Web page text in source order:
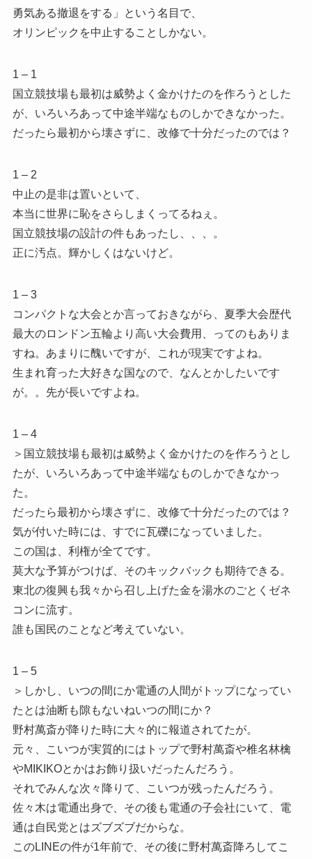
勇気ある撤退をする」という名目で、
オリンピックを中止することしかない。
1 – 1
国立競技場も最初は威勢よく金かけたのを作ろうとした
が、いろいろあって中途半端なものしかできなかった。
だったら最初から壊さずに、改修で十分だったのでは？
1 – 2
中止の是非は置いといて、
本当に世界に恥をさらしまくってるねぇ。
国立競技場の設計の件もあったし、、、。
正に汚点。輝かしくはないけど。
1 – 3
コンパクトな大会とか言っておきながら、夏季大会歴代
最大のロンドン五輪より高い大会費用、ってのもありま
すね。あまりに醜いですが、これが現実ですよね。
生まれ育った大好きな国なので、なんとかしたいです
が。。先が長いですよね。
1 – 4
＞国立競技場も最初は威勢よく金かけたのを作ろうとし
たが、いろいろあって中途半端なものしかできなかっ
た。
だったら最初から壊さずに、改修で十分だったのでは？
気が付いた時には、すでに瓦礫になっていました。
この国は、利権が全てです。
莫大な予算がつけば、そのキックバックも期待できる。
東北の復興も我々から召し上げた金を湯水のごとくゼネ
コンに流す。
誰も国民のことなど考えていない。
1 – 5
＞しかし、いつの間にか電通の人間がトップになってい
たとは油断も隙もないねいつの間にか？
野村萬斎が降りた時に大々的に報道されてたが。
元々、こいつが実質的にはトップで野村萬斎や椎名林檎
やMIKIKOとかはお飾り扱いだったんだろう。
それでみんな次々降りて、こいつが残ったんだろう。
佐々木は電通出身で、その後も電通の子会社にいて、電
通は自民党とはズブズブだからな。
このLINEの件が1年前で、その後に野村萬斎降ろしてこ